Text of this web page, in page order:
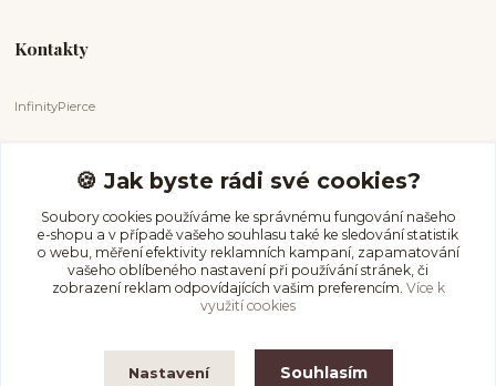
Kontakty
InfinityPierce
+420 731 681 038
(Po-Ne, 9-18 hod.)
info@infinitypierce.cz
🍪 Jak byste rádi své cookies?
Soubory cookies používáme ke správnému fungování našeho
e-shopu a v případě vašeho souhlasu také ke sledování statistik
o webu, měření efektivity reklamních kampaní, zapamatování
vašeho oblíbeného nastavení při používání stránek, či
zobrazení reklam odpovídajících vašim preferencím. Více k
využití cookies
Nastavení Souhlasím